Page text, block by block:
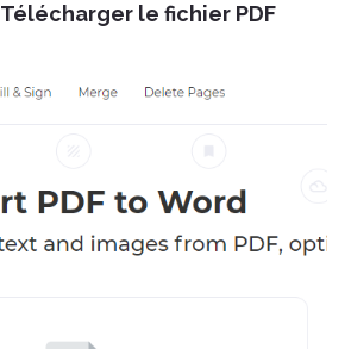
Télécharger le fichier PDF